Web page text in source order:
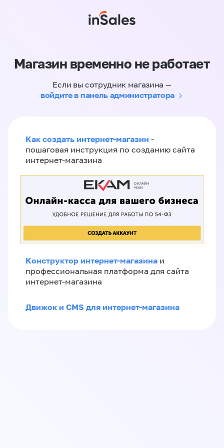
Магазин временно не работает
Если вы сотрудник магазина —
войдите в панель администратора
Как создать интернет-магазин -
пошаговая инструкция по созданию сайта
интернет-магазина
Конструктор интернет-магазина и
профессиональная платформа для сайта
интернет-магазина
Движок и CMS для интернет-магазина